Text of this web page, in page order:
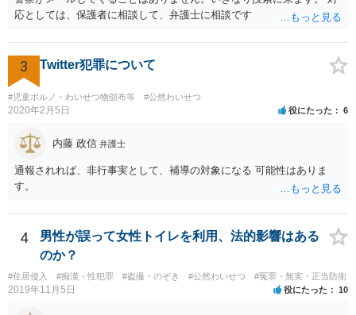
応としては、保護者に相談して、弁護士に相談です
3 Twitter犯罪について
#児童ポルノ・わいせつ物頒布等 #公然わいせつ
2020年2月5日 役にたった 6
内藤 政信 弁護士
通報されれば、非行事実として、補導の対象になる 可能性はありま
す。
4
男性が誤って女性トイレを利用、法的影響はある
のか？
#住居侵入 #痴漢・性犯罪 #盗撮・のぞき #公然わいせつ #冤罪・無実・正当防衛
2019年11月5日 役にたった 10